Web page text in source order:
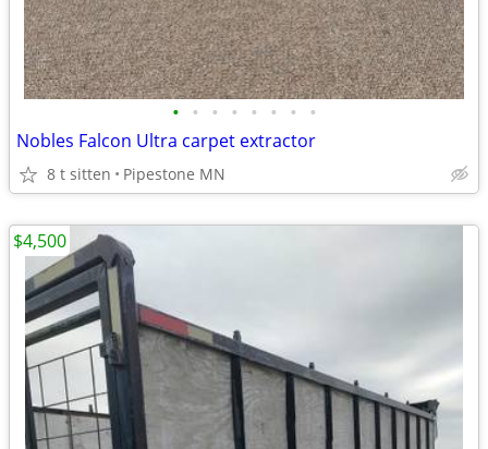
• • • • • • • •
Nobles Falcon Ultra carpet extractor
8 t sitten Pipestone MN
$4,500